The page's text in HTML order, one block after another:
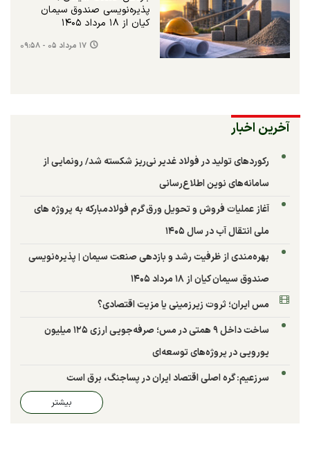
پذیره‌نویسی صندوق سیمان
کیان از ۱۸ مرداد ۱۴۰۵
۱۷ مرداد ۰۵ - ۰۹:۵۸
آخرین اخبار
رکوردهای تولید در فولاد غدیر نی‌ریز شکسته شد/ رونمایی از
سامانه‌های نوین اطلاع‌رسانی
آغاز عملیات فروش و تحویل ورق گرم فولادمبارکه به پروژه های
ملی انتقال آب در سال ۱۴۰۵
بهره‌مندی از ظرفیت رشد و بازدهی صنعت سیمان | پذیره‌نویسی
صندوق سیمان کیان از ۱۸ مرداد ۱۴۰۵
مس ایران؛ ثروت زیرزمینی یا مزیت اقتصادی؟
ساخت داخل ۹ همتی در مس؛ صرفه‌جویی ارزی ۱۲۵ میلیون
یورویی در پروژه‌های توسعه‌ای
سرزعیم: گره اصلی اقتصاد ایران در پساجنگ، برق است
بیشتر